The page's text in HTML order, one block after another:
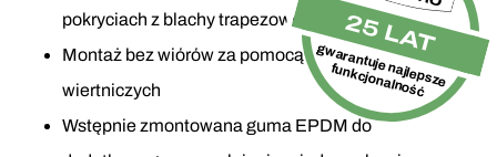
25 LAT
gwarantuje najlepsze
funkcjonalność
pokryciach z blachy trapezowej
Montaż bez wiórów za pomocą specjalnych śrub
wiertniczych
Wstępnie zmontowana guma EPDM do